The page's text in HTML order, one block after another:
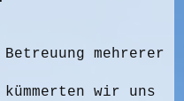
mehrerer
wir uns